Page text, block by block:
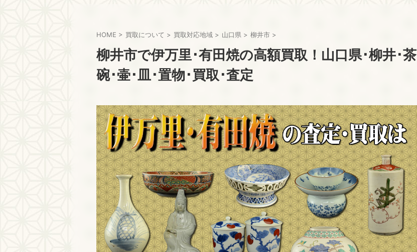
HOME > 買取について > 買取対応地域 > 山口県 > 柳井市 >
柳井市で伊万里･有田焼の高額買取！山口県･柳井･茶
碗･壷･皿･置物･買取･査定